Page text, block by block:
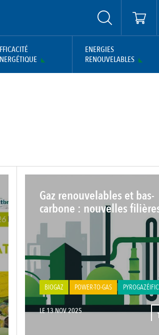
ENERGIES
RENOUVELABLES
Gaz renouvelables et bas-
carbone : nouvelles
BIOGAZ POWER-TO-GAS
LE 13 NOV 2025